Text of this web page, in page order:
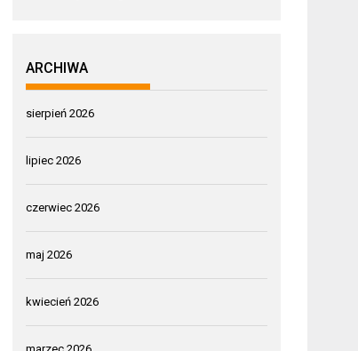
ARCHIWA
sierpień 2026
lipiec 2026
czerwiec 2026
maj 2026
kwiecień 2026